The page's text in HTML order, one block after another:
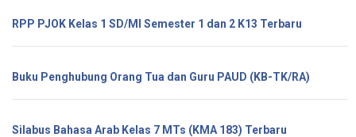
RPP PJOK Kelas 1 SD/MI Semester 1 dan 2 K13 Terbaru
Buku Penghubung Orang Tua dan Guru PAUD (KB-TK/RA)
Silabus Bahasa Arab Kelas 7 MTs (KMA 183) Terbaru